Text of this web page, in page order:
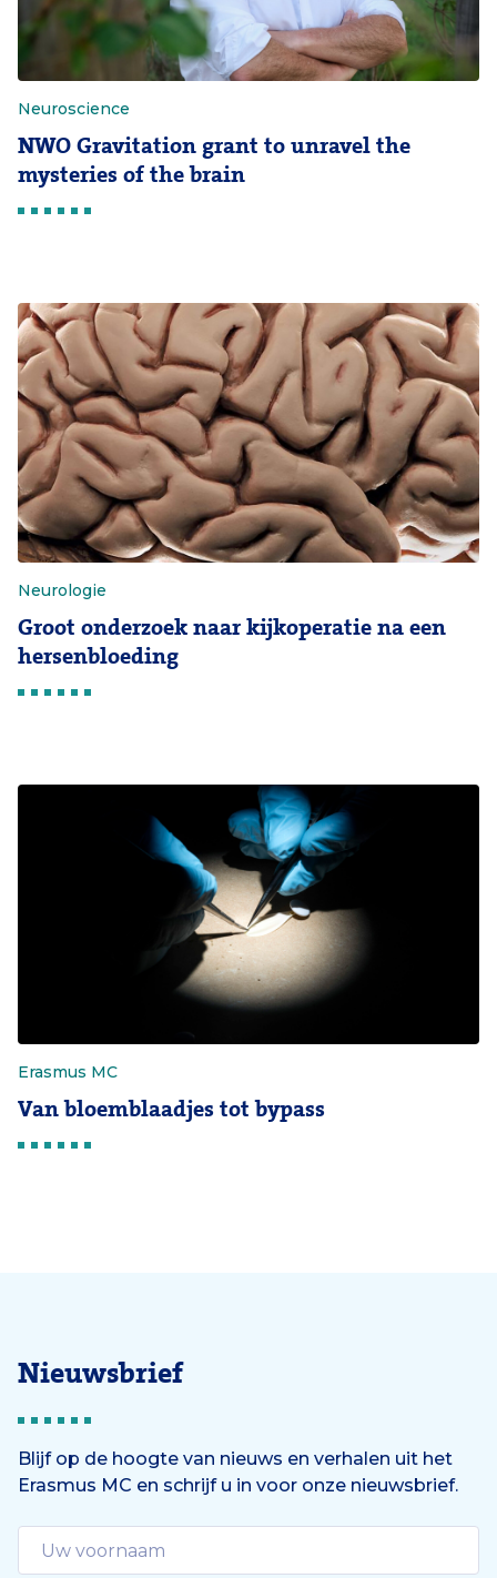
Neuroscience
NWO Gravitation grant to unravel the
mysteries of the brain
Neurologie
Groot onderzoek naar kijkoperatie na een
hersenbloeding
Erasmus MC
Van bloemblaadjes tot bypass
Nieuwsbrief
Blijf op de hoogte van nieuws en verhalen uit het
Erasmus MC en schrijf u in voor onze nieuwsbrief.